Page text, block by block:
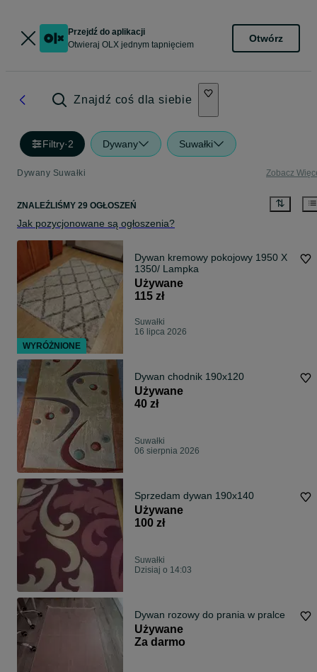
Przejdź do aplikacji
Otwieraj OLX jednym tapnięciem
Otwórz
Znajdź coś dla siebie
Filtry·2 Dywany Suwałki
Dywany Suwałki Zobacz
ZNALEŹLIŚMY 29 OGŁOSZEŃ
Jak pozycjonowane są ogłoszenia?
Dywan kremowy pokojowy 1950 X
1350/ Lampka
Używane
115 zł
Suwałki
16 lipca 2026
Dywan chodnik 190x120
Używane
40 zł
Suwałki
06 sierpnia 2026
Sprzedam dywan 190x140
Używane
100 zł
Suwałki
Dzisiaj o 14:03
Dywan rozowy do prania w pralce
Używane
Za darmo
WYRÓŻNIONE